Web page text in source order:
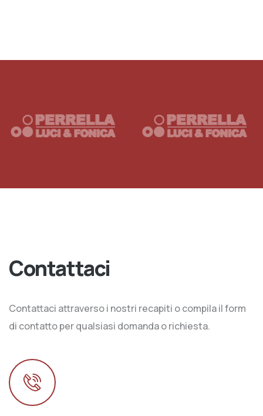
Contattaci
Contattaci attraverso i nostri recapiti o compila il form
di contatto per qualsiasi domanda o richiesta.